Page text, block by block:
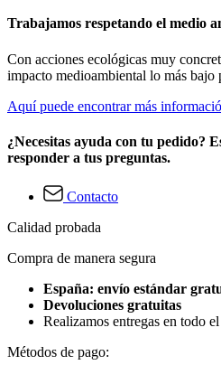
Trabajamos respetando el medio
Con acciones ecológicas muy
impacto medioambiental lo más bajo
Aquí puede encontrar más
¿Necesitas ayuda con tu pedido?
responder a tus preguntas.
Contacto
Calidad probada
Compra de manera segura
España: envío estándar
Devoluciones gratuitas
Realizamos entregas en todo
Métodos de pago: